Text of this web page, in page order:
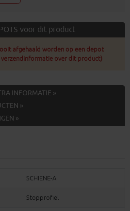
voor dit product
afgehaald worden op een depot
verzendinformatie over dit product)
INFORMATIE »
»
»
SCHIENE-A
Stopprofiel